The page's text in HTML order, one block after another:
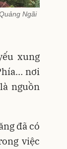
Ngãi
xung
nơi
nguồn
đã có
việc